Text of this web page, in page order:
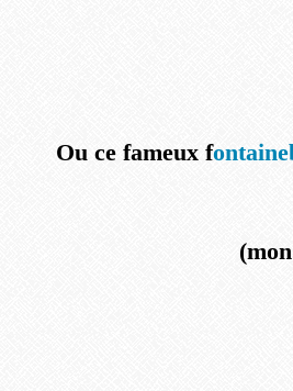
Ou ce fameux f